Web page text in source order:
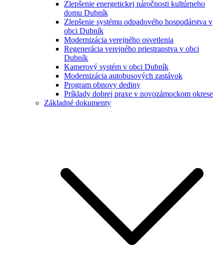
Zlepšenie energetickej náročnosti kultúrneho
domu Dubník
Zlepšenie systému odpadového hospodárstva v
obci Dubník
Modernizácia verejného osvetlenia
Regenerácia verejného priestranstva v obci
Dubník
Kamerový systém v obci Dubník
Modernizácia autobusových zastávok
Program obnovy dediny
Príklady dobrej praxe v novozámockom okrese
Základné dokumenty